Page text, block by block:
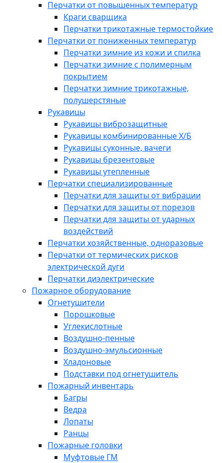
Перчатки от повышенных температур
Краги сварщика
Перчатки трикотажные термостойкие
Перчатки от пониженных температур
Перчатки зимние из кожи и спилка
Перчатки зимние с полимерным
покрытием
Перчатки зимние трикотажные,
полушерстяные
Рукавицы
Рукавицы виброзащитные
Рукавицы комбинированные Х/Б
Рукавицы суконные, вачеги
Рукавицы брезентовые
Рукавицы утепленные
Перчатки специализированные
Перчатки для защиты от вибрации
Перчатки для защиты от порезов
Перчатки для защиты от ударных
воздействий
Перчатки хозяйственные, одноразовые
Перчатки от термических рисков
электрической дуги
Перчатки диэлектрические
Пожарное оборудование
Огнетушители
Порошковые
Углекислотные
Воздушно-пенные
Воздушно-эмульсионные
Хладоновые
Подставки под огнетушитель
Пожарный инвентарь
Багры
Ведра
Лопаты
Ранцы
Пожарные головки
Муфтовые ГМ